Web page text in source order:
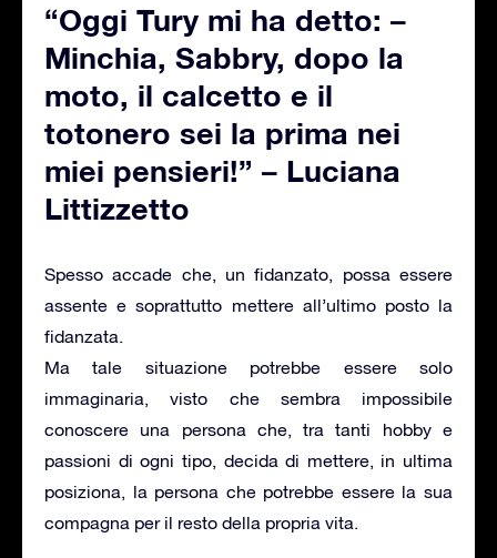
“Oggi Tury mi ha detto: –
Minchia, Sabbry, dopo la
moto, il calcetto e il
totonero sei la prima nei
miei pensieri!” – Luciana
Littizzetto
Spesso accade che, un fidanzato, possa essere
assente e soprattutto mettere all’ultimo posto la
fidanzata.
Ma tale situazione potrebbe essere solo
immaginaria, visto che sembra impossibile
conoscere una persona che, tra tanti hobby e
passioni di ogni tipo, decida di mettere, in ultima
posiziona, la persona che potrebbe essere la sua
compagna per il resto della propria vita.